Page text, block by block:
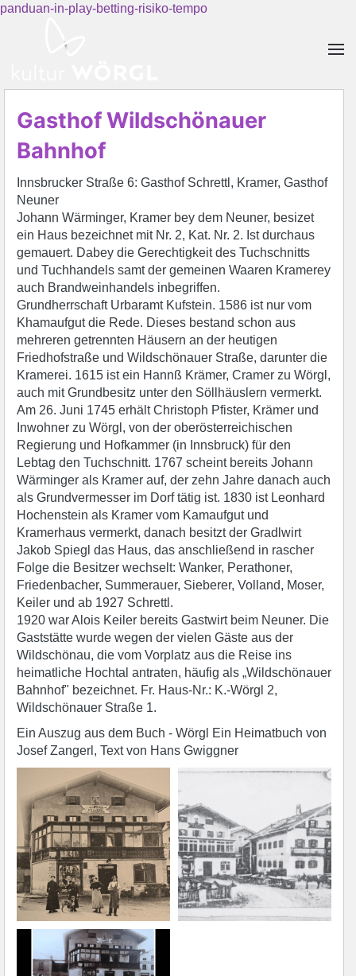
panduan-in-play-betting-risiko-tempo
Gasthof Wildschönauer
Bahnhof
Innsbrucker Straße 6: Gasthof Schrettl, Kramer, Gasthof
Neuner
Johann Wärminger, Kramer bey dem Neuner, besizet
ein Haus bezeichnet mit Nr. 2, Kat. Nr. 2. Ist durchaus
gemauert. Dabey die Gerechtigkeit des Tuchschnitts
und Tuchhandels samt der gemeinen Waaren Kramerey
auch Brandweinhandels inbegriffen.
Grundherrschaft Urbaramt Kufstein. 1586 ist nur vom
Khamaufgut die Rede. Dieses bestand schon aus
mehreren getrennten Häusern an der heutigen
Friedhofstraße und Wildschönauer Straße, darunter die
Kramerei. 1615 ist ein Hannß Krämer, Cramer zu Wörgl,
auch mit Grundbesitz unter den Söllhäuslern vermerkt.
Am 26. Juni 1745 erhält Christoph Pfister, Krämer und
Inwohner zu Wörgl, von der oberösterreichischen
Regierung und Hofkammer (in Innsbruck) für den
Lebtag den Tuchschnitt. 1767 scheint bereits Johann
Wärminger als Kramer auf, der zehn Jahre danach auch
als Grundvermesser im Dorf tätig ist. 1830 ist Leonhard
Hochenstein als Kramer vom Kamaufgut und
Kramerhaus vermerkt, danach besitzt der Gradlwirt
Jakob Spiegl das Haus, das anschließend in rascher
Folge die Besitzer wechselt: Wanker, Perathoner,
Friedenbacher, Summerauer, Sieberer, Volland, Moser,
Keiler und ab 1927 Schrettl.
1920 war Alois Keiler bereits Gastwirt beim Neuner. Die
Gaststätte wurde wegen der vielen Gäste aus der
Wildschönau, die vom Vorplatz aus die Reise ins
heimatliche Hochtal antraten, häufig als „Wildschönauer
Bahnhof" bezeichnet. Fr. Haus-Nr.: K.-Wörgl 2,
Wildschönauer Straße 1.
Ein Auszug aus dem Buch - Wörgl Ein Heimatbuch von
Josef Zangerl, Text von Hans Gwiggner